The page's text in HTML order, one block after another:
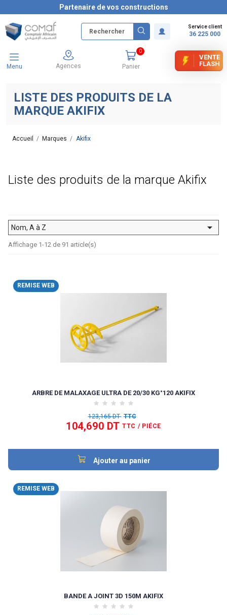
Partenaire de vos constructions
Service client
36 225 000
Menu Agences Panier
0
VENTE
FLASH
LISTE DES PRODUITS DE LA
MARQUE AKIFIX
Accueil Marques Akifix
Liste des produits de la marque Akifix
Nom, A à Z 
Affichage 1-12 de 91 article(s)
REMISE WEB
ARBRE DE MALAXAGE ULTRA DE 20/30 KG°120 AKIFIX
123,165 DT TTC
104,690 DT TTC / PIÉCE
Ajouter au panier
REMISE WEB
BANDE A JOINT 3D 150M AKIFIX